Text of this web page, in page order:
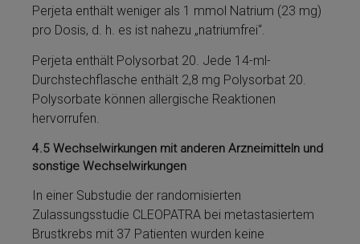
Perjeta­ enthält weni­ger als 1 mmol Na­tri­um (23 mg)
pro Dosis, d. h. es ist nahezu „natri­umfrei“.
Perjeta­ enthält Poly­sor­bat 20. Jede 14-ml-
Durchstechflasche enthält 2,8 mg Poly­sor­bat 20.
Poly­sor­bate kön­nen allergische Reaktionen
hervorrufen.
4.5 Wechselwirkungen mit anderen Arzneimitteln und
sonstige Wechselwirkungen
In ei­ner Substudie der ran­do­mi­sier­ten
Zulassungsstudie CLEOPATRA bei metastasiertem
Brustkrebs mit 37 Patienten wurden keine